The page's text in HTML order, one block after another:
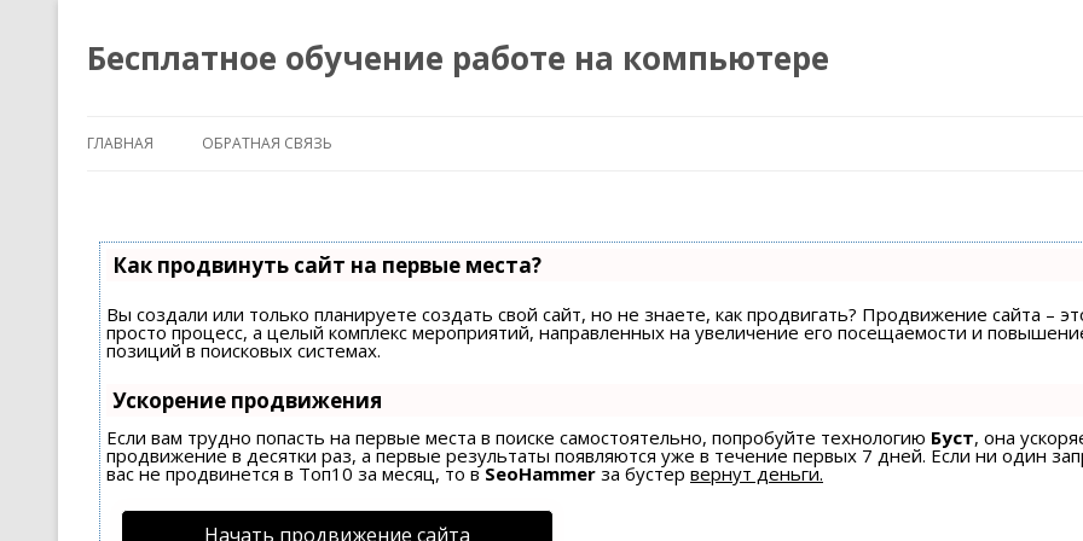
Бесплатное обучение работе на компьютере
ГЛАВНАЯ ОБРАТНАЯ СВЯЗЬ
Как продвинуть сайт на первые места?
Вы создали или только планируете создать свой сайт, но не знаете, как продвигать? Продвижение сайта –
просто процесс, а целый комплекс мероприятий, направленных на увеличение его посещаемости и
позиций в поисковых системах.
Ускорение продвижения
Если вам трудно попасть на первые места в поиске самостоятельно, попробуйте технологию Буст, она
продвижение в десятки раз, а первые результаты появляются уже в течение первых 7 дней. Если ни один
вас не продвинется в Топ10 за месяц, то вSeoHammer за бустер вернут деньги.
Начать продвижение сайта